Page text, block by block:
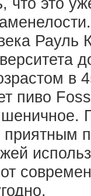
что это
Рауль
в
пиво
приятным